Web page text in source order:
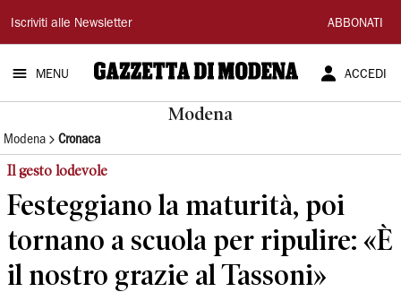
Gazzetta
di
Modena
Iscriviti alle Newsletter ABBONATI
MENU ACCEDI
Modena
Modena Cronaca
Il gesto lodevole
Festeggiano la maturità, poi
tornano a scuola per ripulire: «È
il nostro grazie al Tassoni»